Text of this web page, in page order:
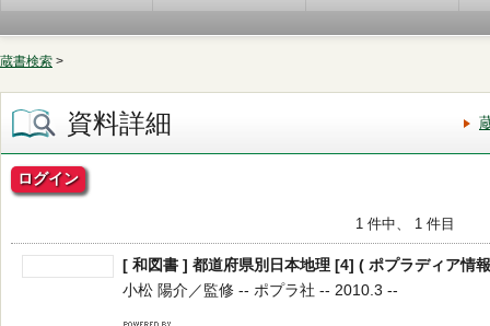
蔵書検索 >
資料詳細
ログイン
1 件中、 1 件目
[ 和図書 ] 都道府県別日本地理 [4] ( ポプラディア情
小松 陽介／監修 -- ポプラ社 -- 2010.3 --